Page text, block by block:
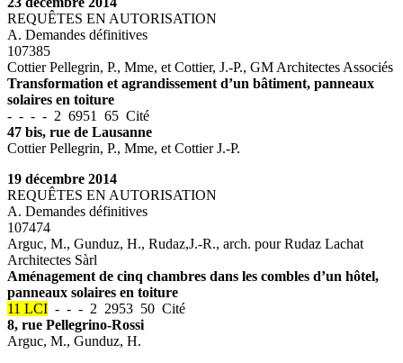
REQUÊTES EN AUTORISATION
A. Demandes définitives
107385
Cottier Pellegrin, P., Mme, et Cottier, J.-P., GM Architectes Associés
Transformation et agrandissement d’un bâtiment, panneaux
solaires en toiture
- - - - 2 6951 65 Cité
47 bis, rue de Lausanne
Cottier Pellegrin, P., Mme, et Cottier J.-P.
19 décembre 2014
REQUÊTES EN AUTORISATION
A. Demandes définitives
107474
Arguc, M., Gunduz, H., Rudaz,J.-R., arch. pour Rudaz Lachat
Architectes Sàrl
Aménagement de cinq chambres dans les combles d’un hôtel,
panneaux solaires en toiture
11 LCI - - - 2 2953 50 Cité
8, rue Pellegrino-Rossi
Arguc, M., Gunduz, H.